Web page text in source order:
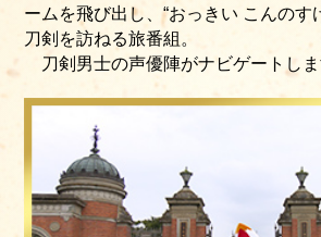
ームを飛び出し、“おっきい こんのす
刀剣を訪ねる旅番組。
刀剣男士の声優陣がナビゲートしま